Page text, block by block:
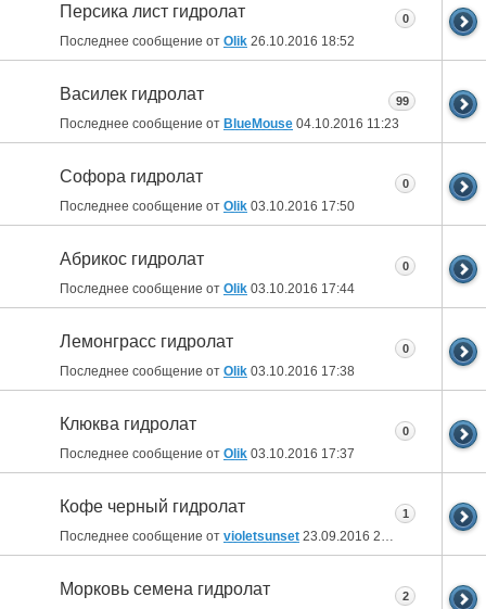
Персика лист гидролат
Последнее сообщение от Olik 26.10.2016 18:52
0
Василек гидролат
Последнее сообщение от BlueMouse 04.10.2016 11:23
99
Софора гидролат
Последнее сообщение от Olik 03.10.2016 17:50
0
Абрикос гидролат
Последнее сообщение от Olik 03.10.2016 17:44
0
Лемонграсс гидролат
Последнее сообщение от Olik 03.10.2016 17:38
0
Клюква гидролат
Последнее сообщение от Olik 03.10.2016 17:37
0
Кофе черный гидролат
Последнее сообщение от violetsunset 23.09.2016 21:07
1
Морковь семена гидролат 2